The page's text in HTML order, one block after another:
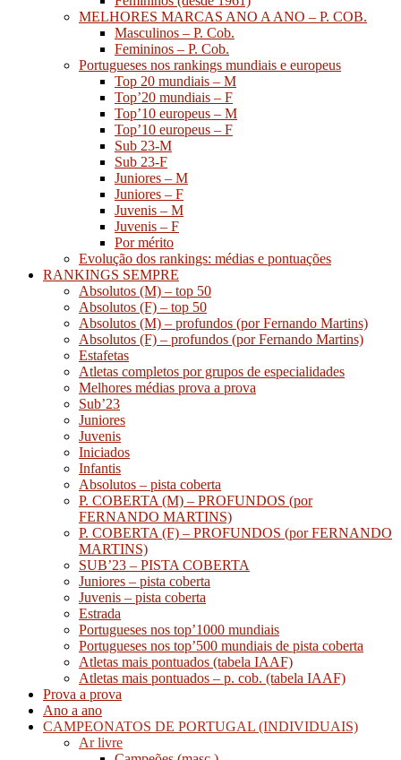
MELHORES MARCAS ANO A ANO – P. COB.
Masculinos – P. Cob.
Femininos – P. Cob.
Portugueses nos rankings mundiais e europeus
Top 20 mundiais – M
Top’20 mundiais – F
Top’10 europeus – M
Top’10 europeus – F
Sub 23-M
Sub 23-F
Juniores – M
Juniores – F
Juvenis – M
Juvenis – F
Por mérito
Evolução dos rankings: médias e pontuações
RANKINGS SEMPRE
Absolutos (M) – top 50
Absolutos (F) – top 50
Absolutos (M) – profundos (por Fernando Martins)
Absolutos (F) – profundos (por Fernando Martins)
Estafetas
Atletas completos por grupos de especialidades
Melhores médias prova a prova
Sub’23
Juniores
Juvenis
Iniciados
Infantis
Absolutos – pista coberta
P. COBERTA (M) – PROFUNDOS (por
FERNANDO MARTINS)
P. COBERTA (F) – PROFUNDOS (por FERNANDO
MARTINS)
SUB’23 – PISTA COBERTA
Juniores – pista coberta
Juvenis – pista coberta
Estrada
Portugueses nos top’1000 mundiais
Portugueses nos top’500 mundiais de pista coberta
Atletas mais pontuados (tabela IAAF)
Atletas mais pontuados – p. cob. (tabela IAAF)
Prova a prova
Ano a ano
CAMPEONATOS DE PORTUGAL (INDIVIDUAIS)
Ar livre